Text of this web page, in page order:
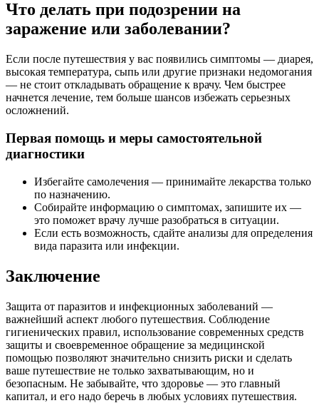
Что делать при подозрении на
заражение или заболевании?
Если после путешествия у вас появились симптомы — диарея,
высокая температура, сыпь или другие признаки недомогания
— не стоит откладывать обращение к врачу. Чем быстрее
начнется лечение, тем больше шансов избежать серьезных
осложнений.
Первая помощь и меры самостоятельной
диагностики
Избегайте самолечения — принимайте лекарства только
по назначению.
Собирайте информацию о симптомах, запишите их —
это поможет врачу лучше разобраться в ситуации.
Если есть возможность, сдайте анализы для определения
вида паразита или инфекции.
Заключение
Защита от паразитов и инфекционных заболеваний —
важнейший аспект любого путешествия. Соблюдение
гигиенических правил, использование современных средств
защиты и своевременное обращение за медицинской
помощью позволяют значительно снизить риски и сделать
ваше путешествие не только захватывающим, но и
безопасным. Не забывайте, что здоровье — это главный
капитал, и его надо беречь в любых условиях путешествия.